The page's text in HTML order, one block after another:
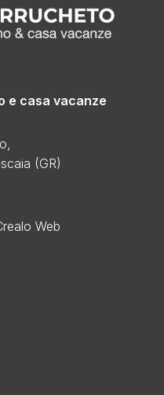
e casa vacanze
(GR)
Web